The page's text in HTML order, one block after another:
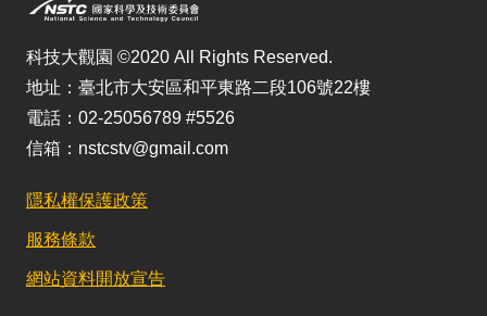
科技大觀園 ©2020 All Rights Reserved.
地址：臺北市大安區和平東路二段106號22樓
電話：02-25056789 #5526
信箱：nstcstv@gmail.com
隱私權保護政策
服務條款
網站資料開放宣告